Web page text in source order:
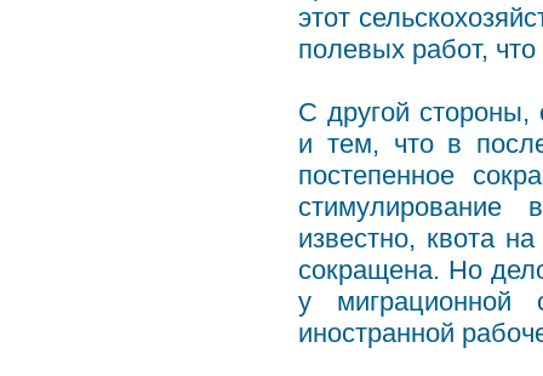
этот
полевых работ,
С другой стороны,
и тем, что в
постепенное
стимулирование
известно, квота
сокращена. Но
у миграционной
иностранной